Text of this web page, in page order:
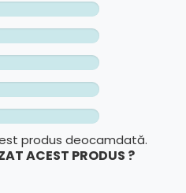
produs deocamdată.
ACEST PRODUS ?